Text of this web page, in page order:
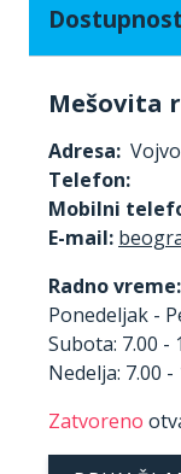
Mešovita
Adresa:
Telefon:
Mobilni
E-mail:
Radno vreme:
Ponedeljak -
Subota: 7.00 -
Nedelja: 7.00 -
Zatvoreno